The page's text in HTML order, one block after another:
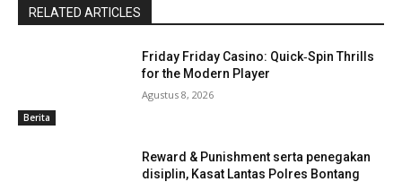
RELATED ARTICLES
Berita
Friday Friday Casino: Quick‑Spin Thrills
for the Modern Player
Agustus 8, 2026
Reward & Punishment serta penegakan
disiplin, Kasat Lantas Polres Bontang